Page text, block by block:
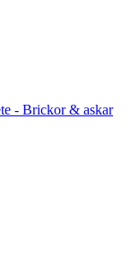
- Brickor & askar